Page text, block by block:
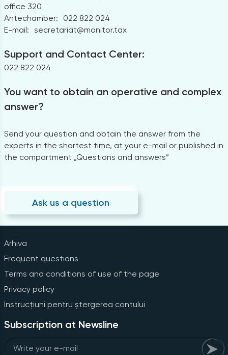
office 320
Antechamber:
022 822 024
E-mail: secretariat@monitor.tax
Support and Contact Center:
022 822 024
You want to obtain an operative and complex
answer?
Send your question and obtain the answer from the
experts in the shortest time, at your e-mail or published in
the compartment „Questions and answers”
Ask us a question
Arhiva
Frequent questions
Terms and conditions of use of the page
Privacy policy
Instrucțiuni pentru ștergerea contului
Subscription at Newsline